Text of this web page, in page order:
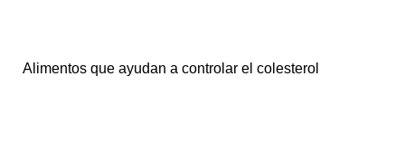
Alimentos que ayudan a controlar el colesterol